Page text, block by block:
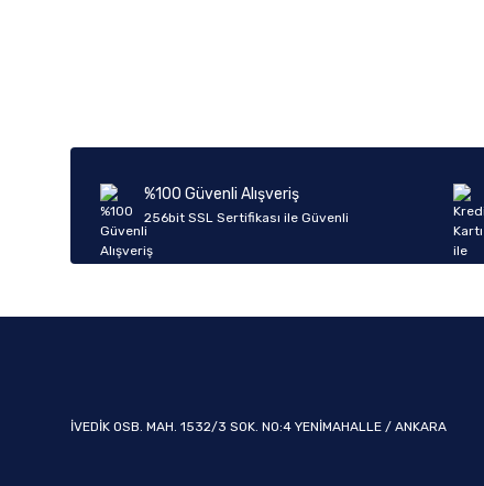
Ürün fiyatı diğer sitelerden daha pahalı.
Bu ürüne benzer farklı alternatifler olmalı.
%100 Güvenli Alışveriş
256bit SSL Sertifikası ile Güvenli
İVEDİK OSB. MAH. 1532/3 SOK. NO:4 YENİMAHALLE / ANKARA